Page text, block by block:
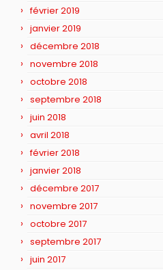
février 2019
janvier 2019
décembre 2018
novembre 2018
octobre 2018
septembre 2018
juin 2018
avril 2018
février 2018
janvier 2018
décembre 2017
novembre 2017
octobre 2017
septembre 2017
juin 2017